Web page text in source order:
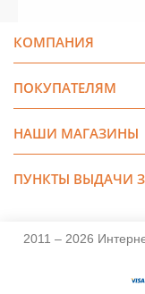
КОМПАНИЯ
ПОКУПАТЕЛЯМ
НАШИ МАГАЗИНЫ
ПУНКТЫ ВЫДАЧИ
2011 – 2026